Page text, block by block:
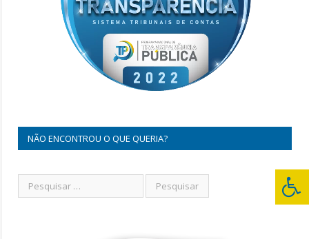
NÃO ENCONTROU O QUE QUERIA?